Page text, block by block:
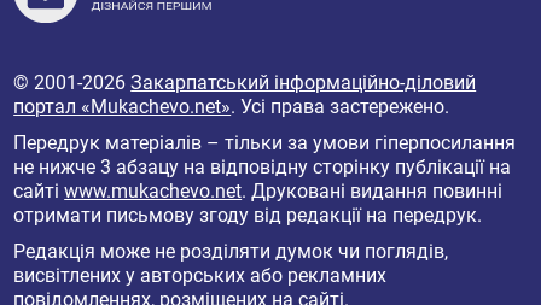
© 2001-2026Закарпатський інформаційно-діловий
портал «Mukachevo.net». Усі права застережено.
Передрук матеріалів – тільки за умови гіперпосилання
не нижче 3 абзацу на відповідну сторінку публікації на
сайтіwww.mukachevo.net. Друковані видання повинні
отримати письмову згоду від редакції на передрук.
Редакція може не розділяти думок чи поглядів,
висвітлених у авторських або рекламних
повідомленнях, розміщених на сайті.